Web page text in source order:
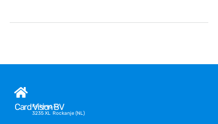
Card Vision BV
Kerkweg 32
3235 XL Rockanje (NL)